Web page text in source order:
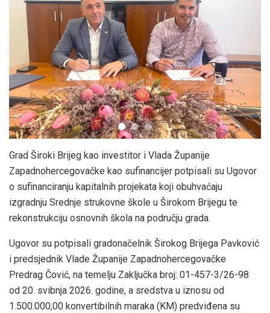
Grad Široki Brijeg kao investitor i Vlada Županije
Zapadnohercegovačke kao sufinancijer potpisali su Ugovor
o sufinanciranju kapitalnih projekata koji obuhvaćaju
izgradnju Srednje strukovne škole u Širokom Brijegu te
rekonstrukciju osnovnih škola na području grada.
Ugovor su potpisali gradonačelnik Širokog Brijega Pavković
i predsjednik Vlade Županije Zapadnohercegovačke
Predrag Čović, na temelju Zaključka broj: 01-457-3/26-98
od 20. svibnja 2026. godine, a sredstva u iznosu od
1.500.000,00 konvertibilnih maraka (KM) predviđena su